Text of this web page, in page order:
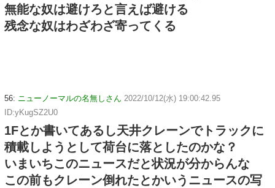
無能な奴は避けろと言えば避ける
残念な奴はわざわざ寄ってくる
56: ニューノーマルの名無しさん 2022/10/12(水) 19:00:42.95
ID:yKugSZ2U0
1Fとか書いてあるし天井クレーンでトラックに
積載しようとして荷台に落としたのかな？
いまいちこのニュースだと状況が分からんな
この前もクレーン倒れたとかいうニュースの写